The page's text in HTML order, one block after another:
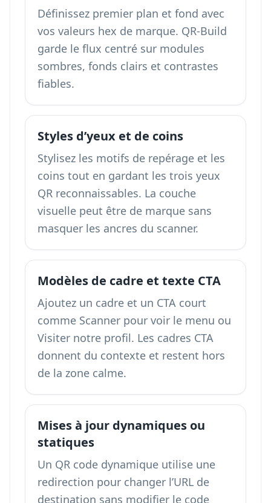
Définissez premier plan et fond avec
vos valeurs hex de marque. QR-Build
garde le flux centré sur modules
sombres, fonds clairs et contrastes
fiables.
Styles d’yeux et de coins
Stylisez les motifs de repérage et les
coins tout en gardant les trois yeux
QR reconnaissables. La couche
visuelle peut être de marque sans
masquer les ancres du scanner.
Modèles de cadre et texte CTA
Ajoutez un cadre et un CTA court
comme Scanner pour voir le menu ou
Visiter notre profil. Les cadres CTA
donnent du contexte et restent hors
de la zone calme.
Mises à jour dynamiques ou
statiques
Un QR code dynamique utilise une
redirection pour changer l’URL de
destination sans modifier le code